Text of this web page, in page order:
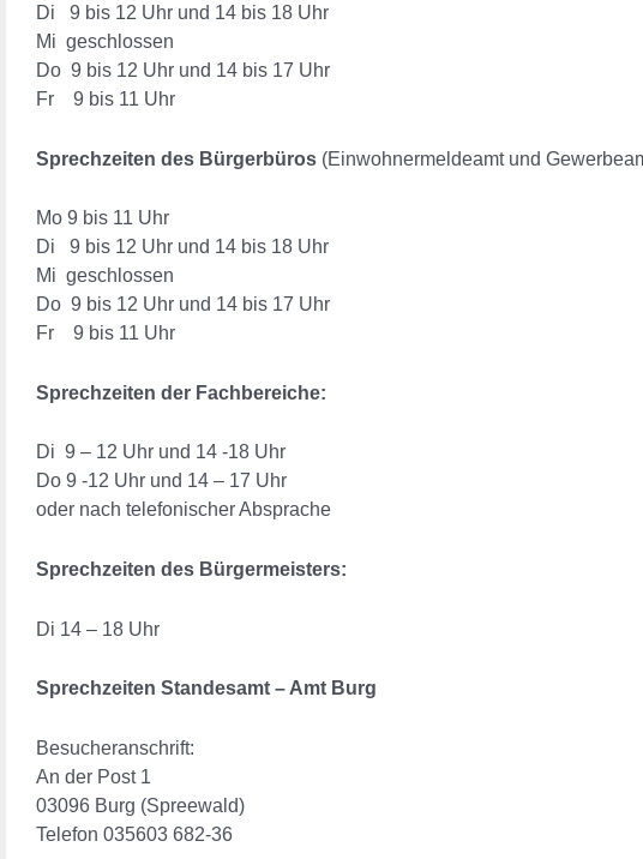
Di 9 bis 12 Uhr und 14 bis 18 Uhr
Mi geschlossen
Do 9 bis 12 Uhr und 14 bis 17 Uhr
Fr 9 bis 11 Uhr
Sprechzeiten des Bürgerbüros(Einwohnermeldeamt und
Mo 9 bis 11 Uhr
Di 9 bis 12 Uhr und 14 bis 18 Uhr
Mi geschlossen
Do 9 bis 12 Uhr und 14 bis 17 Uhr
Fr 9 bis 11 Uhr
Sprechzeiten der Fachbereiche:
Di 9 – 12 Uhr und 14 -18 Uhr
Do 9 -12 Uhr und 14 – 17 Uhr
oder nach telefonischer Absprache
Sprechzeiten des Bürgermeisters:
Di 14 – 18 Uhr
Sprechzeiten Standesamt – Amt Burg
Besucheranschrift:
An der Post 1
03096 Burg (Spreewald)
Telefon 035603 682-36